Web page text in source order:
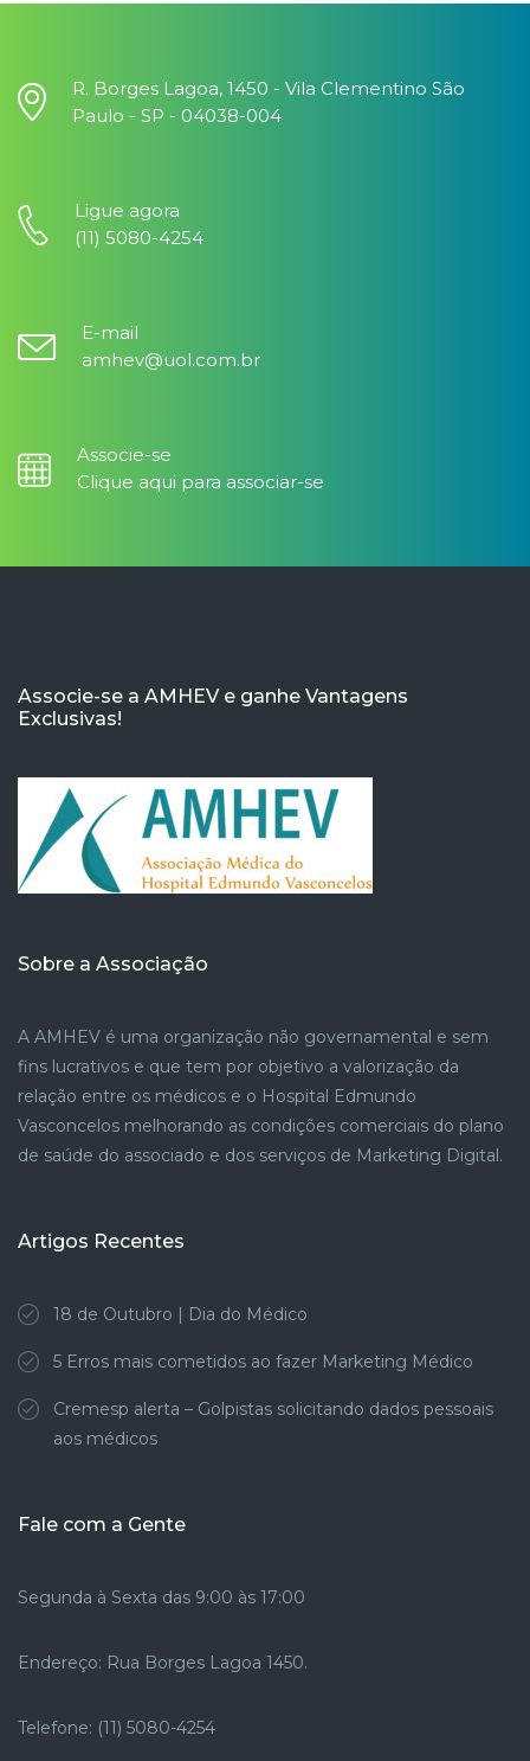
R. Borges Lagoa, 1450 - Vila Clementino São
Paulo - SP - 04038-004
Ligue agora
(11) 5080-4254
E-mail
amhev@uol.com.br
Associe-se
Clique aqui para associar-se
Associe-se a AMHEV e ganhe Vantagens
Exclusivas!
Sobre a Associação
A AMHEV é uma organização não governamental e sem
fins lucrativos e que tem por objetivo a valorização da
relação entre os médicos e o Hospital Edmundo
Vasconcelos melhorando as condições comerciais do plano
de saúde do associado e dos serviços de Marketing Digital.
Artigos Recentes
18 de Outubro | Dia do Médico
5 Erros mais cometidos ao fazer Marketing Médico
Cremesp alerta – Golpistas solicitando dados pessoais
aos médicos
Fale com a Gente
Segunda à Sexta das 9:00 às 17:00
Endereço: Rua Borges Lagoa 1450.
Telefone: (11) 5080-4254